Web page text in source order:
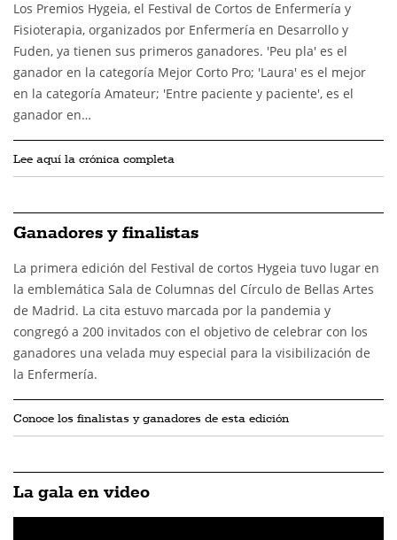
Los Premios Hygeia, el Festival de Cortos de Enfermería y
Fisioterapia, organizados por Enfermería en Desarrollo y
Fuden, ya tienen sus primeros ganadores. 'Peu pla' es el
ganador en la categoría Mejor Corto Pro; 'Laura' es el mejor
en la categoría Amateur; 'Entre paciente y paciente', es el
ganador en…
Lee aquí la crónica completa
Ganadores y finalistas
La primera edición del Festival de cortos Hygeia tuvo lugar en
la emblemática Sala de Columnas del Círculo de Bellas Artes
de Madrid. La cita estuvo marcada por la pandemia y
congregó a 200 invitados con el objetivo de celebrar con los
ganadores una velada muy especial para la visibilización de
la Enfermería.
Conoce los finalistas y ganadores de esta edición
La gala en video